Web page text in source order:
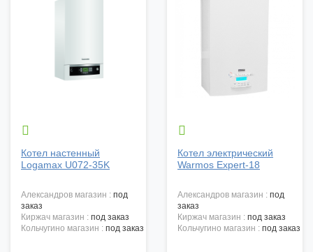

Котел настенный
Logamax U072-35K
александров магазин : под
заказ
киржач магазин : под заказ
кольчугино магазин : под заказ

Котел электрический
Warmos Expert-18
александров магазин : под
заказ
киржач магазин : под заказ
кольчугино магазин : под заказ